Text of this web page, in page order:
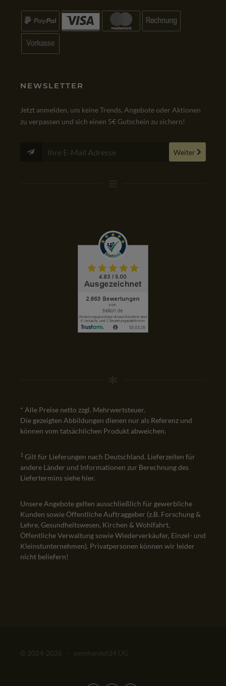
NEWSLETTER
Jetzt anmelden, um keine Trends, Angebote oder Aktionen
zu verpassen und sich einen 5€ Gutschein zu sichern!
Weiter
* Alle Preise netto zzgl. Mehrwertsteuer.
Die gezeigten Abbildungen dienen nur als Referenz und
können vom tatsächlichen Produkt abweichen.
1 Gilt für Lieferungen nach Deutschland. Lieferzeiten für
andere Länder und Informationen zur Berechnung des
Liefertermins siehe hier.
Unsere Angebote gelten ausschließlich für gewerbliche
Kunden sowie Öffentliche Auftraggeber (z.B. Forschung &
Lehre, Gesundheitswesen, Kirchen & Wohlfahrt,
Öffentliche Verwaltung sowie Wiederverkäufer, Einzel- und
Kleinstunternehmen). Privatpersonen können wir leider
nicht beliefern!
© 2024-2026 - oemhandel24 UG